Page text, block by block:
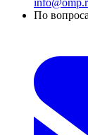
По